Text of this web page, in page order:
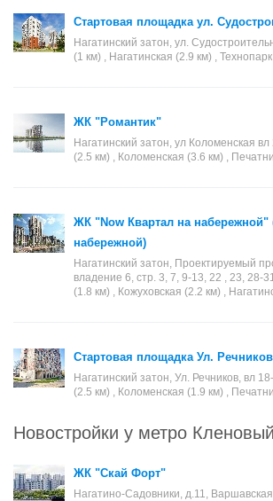
Стартовая площадка ул.
Нагатинский затон, ул.
(1 км) , Нагатинская (2.9 км) ,
ЖК "Романтик"
Нагатинский затон, ул Коломенская вл
(2.5 км) , Коломенская (3.6 км) ,
ЖК "Now Квартал на набережной"
набережной)
Нагатинский затон, Проектируемый
владение 6, стр. 3, 7, 9-13, 22 , 23, 28-
(1.8 км) , Кожуховская (2.2 км) ,
Стартовая площадка Ул.
Нагатинский затон, Ул. Речников, вл
(2.5 км) , Коломенская (1.9 км) ,
Новостройки у метро
ЖК "Скай Форт"
Нагатино-Садовники, д.11,